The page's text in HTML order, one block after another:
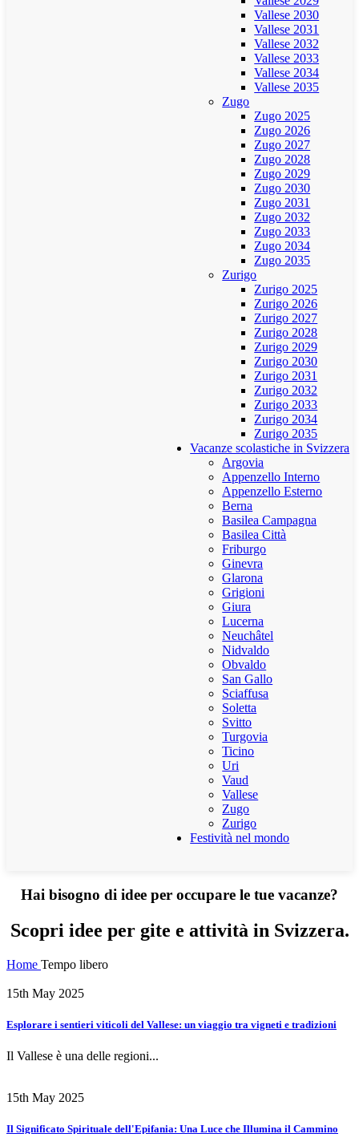
Vallese 2030
Vallese 2031
Vallese 2032
Vallese 2033
Vallese 2034
Vallese 2035
Zugo
Zugo 2025
Zugo 2026
Zugo 2027
Zugo 2028
Zugo 2029
Zugo 2030
Zugo 2031
Zugo 2032
Zugo 2033
Zugo 2034
Zugo 2035
Zurigo
Zurigo 2025
Zurigo 2026
Zurigo 2027
Zurigo 2028
Zurigo 2029
Zurigo 2030
Zurigo 2031
Zurigo 2032
Zurigo 2033
Zurigo 2034
Zurigo 2035
Vacanze scolastiche in Svizzera
Argovia
Appenzello Interno
Appenzello Esterno
Berna
Basilea Campagna
Basilea Città
Friburgo
Ginevra
Glarona
Grigioni
Giura
Lucerna
Neuchâtel
Nidvaldo
Obvaldo
San Gallo
Sciaffusa
Soletta
Svitto
Turgovia
Ticino
Uri
Vaud
Vallese
Zugo
Zurigo
Festività nel mondo
Hai bisogno di idee per occupare le tue vacanze?
Scopri idee per gite e attività in Svizzera.
Home Tempo libero
15th May 2025
Esplorare i sentieri viticoli del Vallese: un viaggio tra vigneti e tradizioni
Il Vallese è una delle regioni...
15th May 2025
Il Significato Spirituale dell'Epifania: Una Luce che Illumina il Cammino